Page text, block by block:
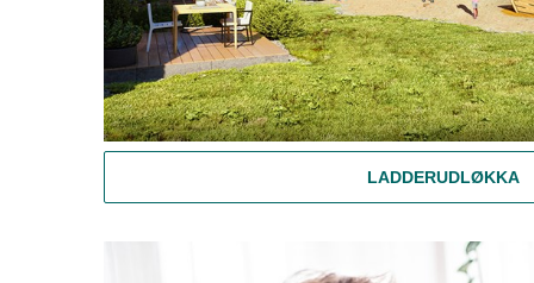
LADDERUDLØKKA